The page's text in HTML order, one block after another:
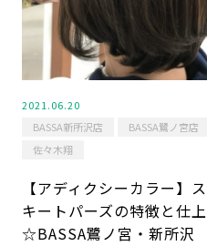
2021.06.20
BASSA新所沢店
BASSA鷺ノ宮店
佐々木翔
【アディクシーカラー】
キートパーズの特徴と仕
☆BASSA鷺ノ宮・新所沢